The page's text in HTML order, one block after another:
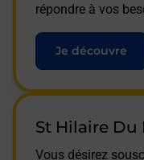
répondre à vos
Je découvre
St Hilaire Du
Vous désirez